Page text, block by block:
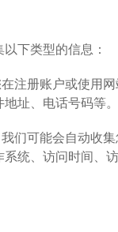
下类型的信息：
注册账户或使用
址、电话号码等。
们可能会自动收集
系统、访问时间、